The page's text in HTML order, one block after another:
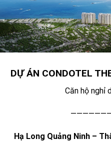
DỰ ÁN CONDOTEL
Căn hộ nghỉ
Hạ Long Quảng Ninh –